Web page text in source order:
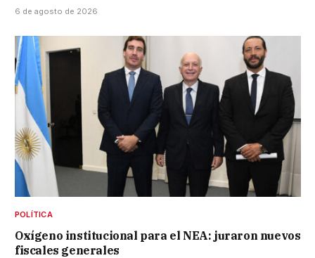
6 de agosto de 2026
POLÍTICA
Oxígeno institucional para el NEA: juraron nuevos
fiscales generales